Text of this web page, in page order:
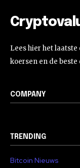
Lees hier het
koersen en de
COMPANY
TRENDING
Bitcoin Nieuws